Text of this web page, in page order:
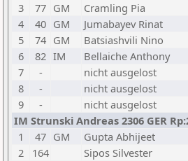
3
77 GM Cramling Pia
4
40 GM Jumabayev Rinat
5
74 GM Batsiashvili Nino
6
82 IM Bellaiche Anthony
7
- nicht ausgelost
8
- nicht ausgelost
9
- nicht ausgelost
IM Strunski Andreas 2306 GER
1
47 GM Gupta Abhijeet
2
164 Sipos Silvester